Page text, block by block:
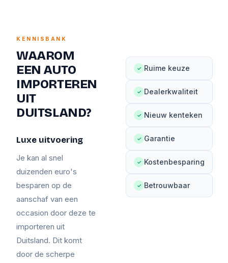
KENNISBANK
WAAROM
EEN AUTO
IMPORTEREN
UIT
DUITSLAND?
Luxe uitvoering
Je kan al snel
duizenden euro's
besparen op de
aanschaf van een
occasion door deze te
importeren uit
Duitsland. Dit komt
door de scherpe
✓ Ruime keuze
✓ Dealerkwaliteit
✓ Nieuw kenteken
✓ Garantie
✓ Kostenbesparing
✓ Betrouwbaar